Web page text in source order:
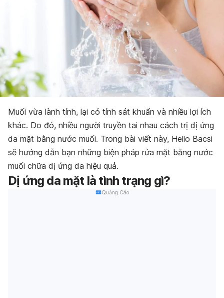
Muối vừa lành tính, lại có tính sát khuẩn và nhiều lợi ích
khác. Do đó, nhiều người truyền tai nhau cách trị dị ứng
da mặt bằng nước muối. Trong bài viết này, Hello Bacsi
sẽ hướng dẫn bạn những biện pháp rửa mặt bằng nước
muối chữa dị ứng da hiệu quả.
Dị ứng da mặt là tình trạng gì?
Quảng Cáo